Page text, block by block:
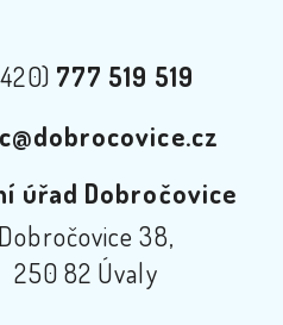
777 519 519
úřad Dobročovice
Dobročovice 38,
250 82 Úvaly